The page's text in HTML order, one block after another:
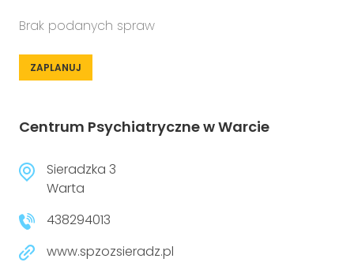
Brak podanych spraw
ZAPLANUJ
Centrum Psychiatryczne w Warcie
Sieradzka 3
Warta
438294013
www.spzozsieradz.pl